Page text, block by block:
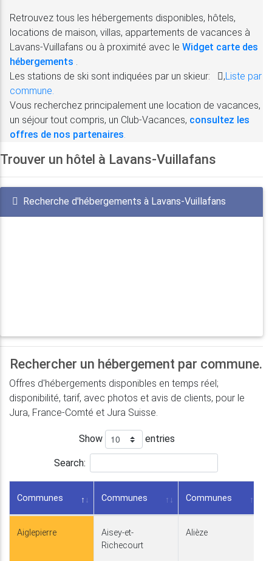
Retrouvez tous les hébergements disponibles, hôtels,
locations de maison, villas, appartements de vacances à
Lavans-Vuillafans ou à proximité avec le Widget carte des
hébergements
Les stations de ski sont indiquées par un skieur:
,Liste par
commune.
Vous recherchez principalement une location de vacances,
un séjour tout compris, un Club-Vacances, consultez les
offres de nos partenaires
Trouver un hôtel à Lavans-Vuillafans
Recherche d'hébergements à Lavans-Vuillafans
Rechercher un hébergement par commune.
Offres d'hébergements disponibles en temps réel;
disponibilité, tarif, avec photos et avis de clients, pour le
Jura, France-Comté et Jura Suisse.
Show entries
Search:
Communes Communes Communes
Aiglepierre
Aisey-et-
Richecourt
Alièze